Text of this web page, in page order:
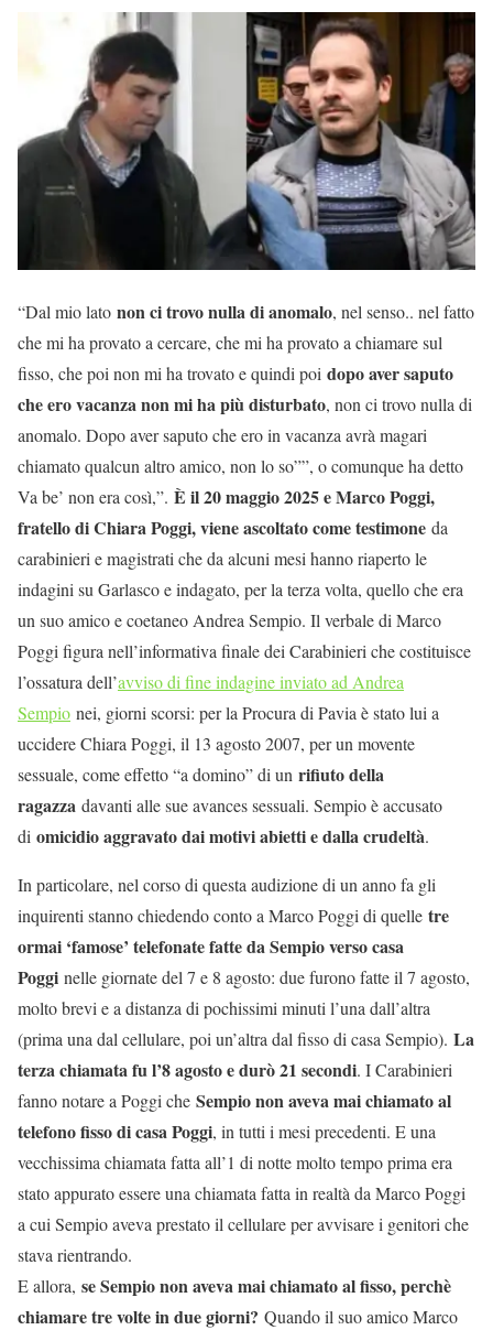
“Dal mio lato non ci trovo nulla di anomalo, nel senso.. nel fatto
che mi ha provato a cercare, che mi ha provato a chiamare sul
fisso, che poi non mi ha trovato e quindi poi dopo aver saputo
che ero vacanza non mi ha più disturbato, non ci trovo nulla di
anomalo. Dopo aver saputo che ero in vacanza avrà magari
chiamato qualcun altro amico, non lo so””, o comunque ha detto
Va be’ non era così,”. È il 20 maggio 2025 e Marco Poggi,
fratello di Chiara Poggi, viene ascoltato come testimone da
carabinieri e magistrati che da alcuni mesi hanno riaperto le
indagini su Garlasco e indagato, per la terza volta, quello che era
un suo amico e coetaneo Andrea Sempio. Il verbale di Marco
Poggi figura nell’informativa finale dei Carabinieri che costituisce
l’ossatura dell’avviso di fine indagine inviato ad Andrea
Sempio nei, giorni scorsi: per la Procura di Pavia è stato lui a
uccidere Chiara Poggi, il 13 agosto 2007, per un movente
sessuale, come effetto “a domino” di un rifiuto della
ragazza davanti alle sue avances sessuali. Sempio è accusato
di omicidio aggravato dai motivi abietti e dalla crudeltà.
In particolare, nel corso di questa audizione di un anno fa gli
inquirenti stanno chiedendo conto a Marco Poggi di quelle tre
ormai ‘famose’ telefonate fatte da Sempio verso casa
Poggi nelle giornate del 7 e 8 agosto: due furono fatte il 7 agosto,
molto brevi e a distanza di pochissimi minuti l’una dall’altra
(prima una dal cellulare, poi un’altra dal fisso di casa Sempio). La
terza chiamata fu l’8 agosto e durò 21 secondi. I Carabinieri
fanno notare a Poggi che Sempio non aveva mai chiamato al
telefono fisso di casa Poggi, in tutti i mesi precedenti. E una
vecchissima chiamata fatta all’1 di notte molto tempo prima era
stato appurato essere una chiamata fatta in realtà da Marco Poggi
a cui Sempio aveva prestato il cellulare per avvisare i genitori che
stava rientrando.
E allora, se Sempio non aveva mai chiamato al fisso, perchè
chiamare tre volte in due giorni? Quando il suo amico Marco